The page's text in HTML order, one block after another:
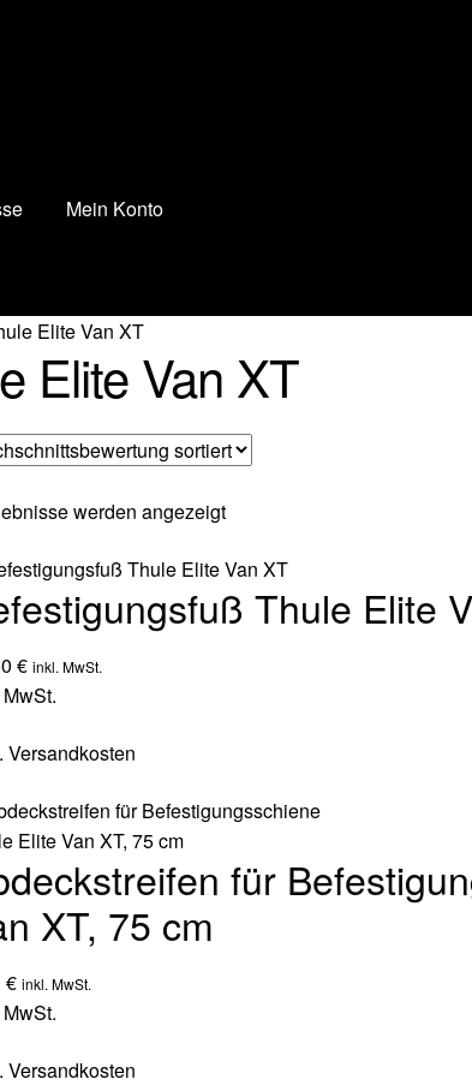
Mein Konto
Elite Van XT
Elite Van XT
werden angezeigtNach
sortiert
Thule Elite
€ inkl. MwSt.
Versandkosten
für
XT, 75 cm
€ inkl. MwSt.
Versandkosten